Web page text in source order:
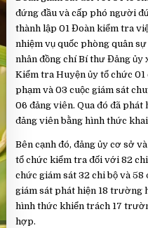
đứng đầu và cấp phó người
thành lập 01 Đoàn kiểm tra
nhiệm vụ quốc phòng quân
nhân đồng chí Bí thư Đảng ủy
Kiểm tra Huyện ủy tổ chức
phạm và 03 cuộc giám sát
06 đảng viên. Qua đó đã
đảng viên bằng hình thức
Bên cạnh đó, đảng ủy cơ sở
tổ chức kiểm tra đối với 82
chức giám sát 32 chi bộ và 58
giám sát phát hiện 18 trường
hình thức khiển trách 17
hợp.